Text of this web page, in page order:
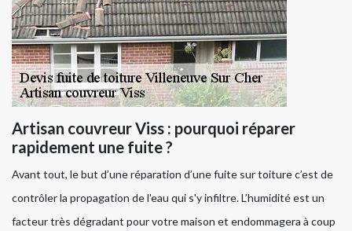
Artisan couvreur Viss : pourquoi réparer
rapidement une fuite ?
Avant tout, le but d’une réparation d’une fuite sur toiture c’est de
contrôler la propagation de l'eau qui s'y infiltre. L’humidité est un
facteur très dégradant pour votre maison et endommagera à coup